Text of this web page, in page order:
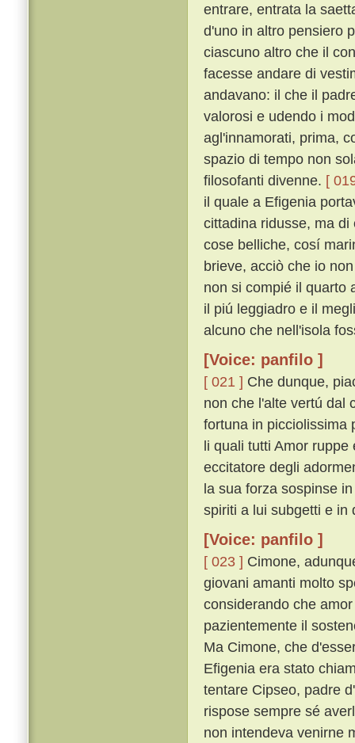
entrare, entrata la
d'uno in altro pensiero
ciascuno altro che il
facesse andare di
andavano: il che il
valorosi e udendo i
agl'innamorati, prima,
spazio di tempo non
filosofanti divenne. [
il quale a Efigenia
cittadina ridusse, ma
cose belliche, cosí
brieve, acciò che io
non si compié il quarto
il piú leggiadro e il
alcuno che nell'isola
[Voice: panfilo ]
[ 021 ] Che dunque,
non che l'alte vertú dal
fortuna in picciolissima
li quali tutti Amor
eccitatore degli
la sua forza sospinse
spiriti a lui subgetti e in
[Voice: panfilo ]
[ 023 ] Cimone,
giovani amanti molto
considerando che
pazientemente il
Ma Cimone, che
Efigenia era stato
tentare Cipseo, padre
rispose sempre sé
non intendeva venirne